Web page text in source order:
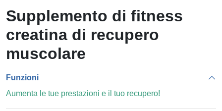
Supplemento di fitness
creatina di recupero
muscolare
Funzioni
Aumenta le tue prestazioni e il tuo recupero!